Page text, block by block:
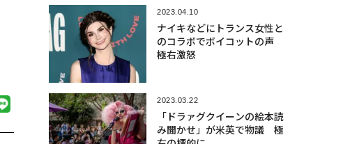
2023.04.10
ナイキなどにトランス女性と
のコラボでボイコットの声
極右激怒
2023.03.22
「ドラァグクイーンの絵本読
み聞かせ」が米英で物議 極